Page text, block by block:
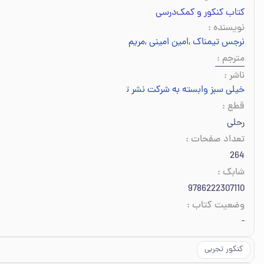
کتاب کنکور و کمک‌درسی
نویسنده :
نرجس تیمناک,امین امینی,مریم گلی‌حسنلو
مترجم :
ناشر :
خیلی سبز وابسته به شرکت نشر توسعه خیلی سبز
قطع :
رحلی
تعداد صفحات :
264
شابک :
9786222307110
وضعیت کتاب :
-
کنکور تجربی